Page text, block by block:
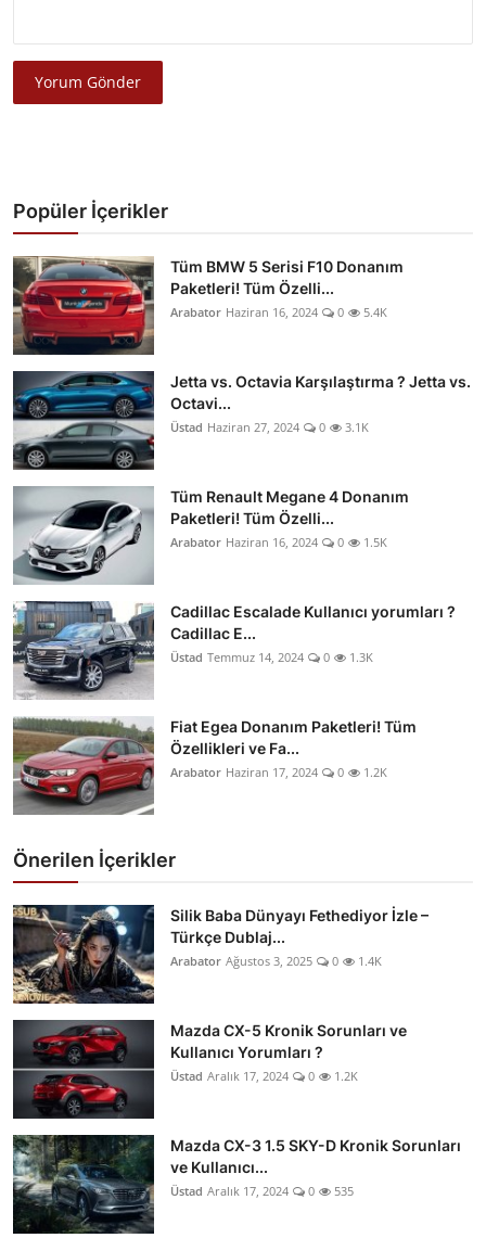
Yorum Gönder
Popüler İçerikler
Tüm BMW 5 Serisi F10 Donanım
Paketleri! Tüm Özelli...
Arabator Haziran 16, 2024 0 5.4K
Jetta vs. Octavia Karşılaştırma ? Jetta vs.
Octavi...
Üstad Haziran 27, 2024 0 3.1K
Tüm Renault Megane 4 Donanım
Paketleri! Tüm Özelli...
Arabator Haziran 16, 2024 0 1.5K
Cadillac Escalade Kullanıcı yorumları ?
Cadillac E...
Üstad Temmuz 14, 2024 0 1.3K
Fiat Egea Donanım Paketleri! Tüm
Özellikleri ve Fa...
Arabator Haziran 17, 2024 0 1.2K
Önerilen İçerikler
Silik Baba Dünyayı Fethediyor İzle –
Türkçe Dublaj...
Arabator Ağustos 3, 2025 0 1.4K
Mazda CX-5 Kronik Sorunları ve
Kullanıcı Yorumları ?
Üstad Aralık 17, 2024 0 1.2K
Mazda CX-3 1.5 SKY-D Kronik Sorunları
ve Kullanıcı...
Üstad Aralık 17, 2024 0 535